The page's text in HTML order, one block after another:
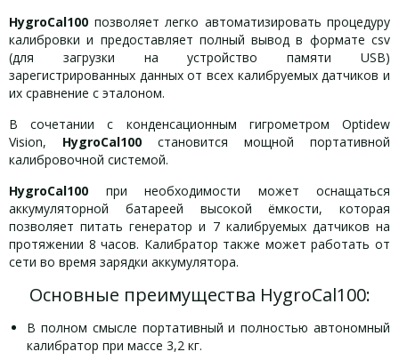
HygroCal100 позволяет легко автоматизировать процедуру
калибровки и предоставляет полный вывод в формате csv
(для загрузки на устройство памяти USB)
зарегистрированных данных от всех калибруемых датчиков и
их сравнение с эталоном.
В сочетании с конденсационным гигрометром Optidew
Vision, HygroCal100 становится мощной портативной
калибровочной системой.
HygroCal100 при необходимости может оснащаться
аккумуляторной батареей высокой ёмкости, которая
позволяет питать генератор и 7 калибруемых датчиков на
протяжении 8 часов. Калибратор также может работать от
сети во время зарядки аккумулятора.
Основные преимущества HygroCal100:
В полном смысле портативный и полностью автономный
калибратор при массе 3,2 кг.